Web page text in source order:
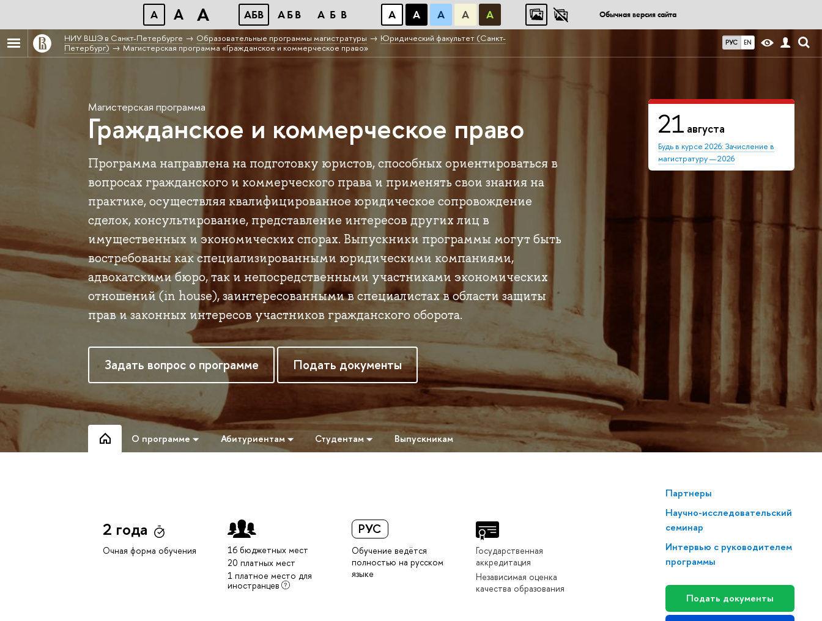
A A A АБВ АБВ АБВ А А А А А Обычная версия сайта
РУС EN
НИУ ВШЭ в Санкт-Петербурге Образовательные программы магистратуры
Юридический факультет (Санкт-
Петербург)
Магистерская программа «Гражданское и коммерческое право»
21 августа
Будь в курсе 2026: Зачисление в
магистратуру — 2026
Магистерская программа
Гражданское и коммерческое право
Программа направлена на подготовку юристов, способных ориентироваться в
вопросах гражданского и коммерческого права и применять свои знания на
практике, осуществляя квалифицированное юридическое сопровождение
сделок, консультирование, представление интересов других лиц в
имущественных и экономических спорах. Выпускники программы могут быть
востребованы как специализированными юридическими компаниями,
адвокатскими бюро, так и непосредственными участниками экономических
отношений (in house), заинтересованными в специалистах в области защиты
прав и законных интересов участников гражданского оборота.
Задать вопрос о программе Подать документы
О программе Абитуриентам Студентам Выпускникам
Партнеры
Научно-исследовательский
семинар
Интервью с руководителем
программы
Подать документы
2 года
Очная форма обучения
16 бюджетных мест
20 платных мест
1 платное место для
иностранцев
РУС
Обучение ведётся
полностью на русском
языке
Государственная
аккредитация
Независимая оценка
качества образования